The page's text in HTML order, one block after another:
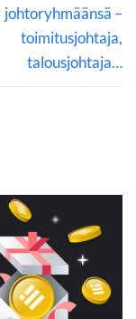
johtoryhmäänsä –
toimitusjohtaja,
talousjohtaja…